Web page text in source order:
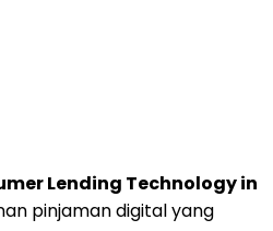
Lending Technology in
pinjaman digital yang